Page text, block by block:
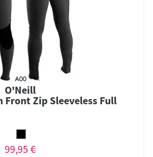
O'Neill
Front Zip Sleeveless Full
99,95 €